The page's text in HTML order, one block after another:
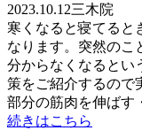
2023.10.12三木院
寒くなると寝てると
なります。突然のこ
分からなくなるとい
策をご紹介するので
部分の筋肉を伸ばす
続きはこちら